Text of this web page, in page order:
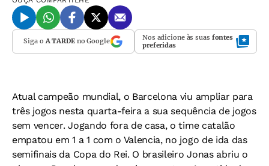
Siga oA TARDEno Google Nos adicione às suas fontes
preferidas
Atual campeão mundial, o Barcelona viu ampliar para
três jogos nesta quarta-feira a sua sequência de jogos
sem vencer. Jogando fora de casa, o time catalão
empatou em 1 a 1 com o Valencia, no jogo de ida das
semifinais da Copa do Rei. O brasileiro Jonas abriu o